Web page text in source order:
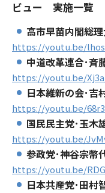
ビュー 実施一覧
高市早苗内閣総
https://youtu.be/
中道改革連合･斉
https://youtu.be/
日本維新の会･吉
https://youtu.be/
国民民主党･玉木
https://youtu.be/
参政党･神谷宗幣
https://youtu.be/
日本共産党･田村